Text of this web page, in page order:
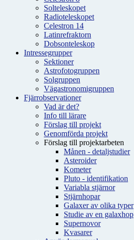
Solteleskopet
Radioteleskopet
Celestron 14
Latinrefraktorn
Dobsonteleskop
Intressegrupper
Sektioner
Astrofotogruppen
Solgruppen
Vägastronomigruppen
Fjärrobservationer
Vad är det?
Info till lärare
Förslag till projekt
Genomförda projekt
Förslag till projektarbeten
Månen - detaljstudier
Asteroider
Kometer
Pluto - identifikation
Variabla stjärnor
Stjärnhopar
Galaxer av olika typer
Studie av en galaxhop
Supernovor
Kvasarer